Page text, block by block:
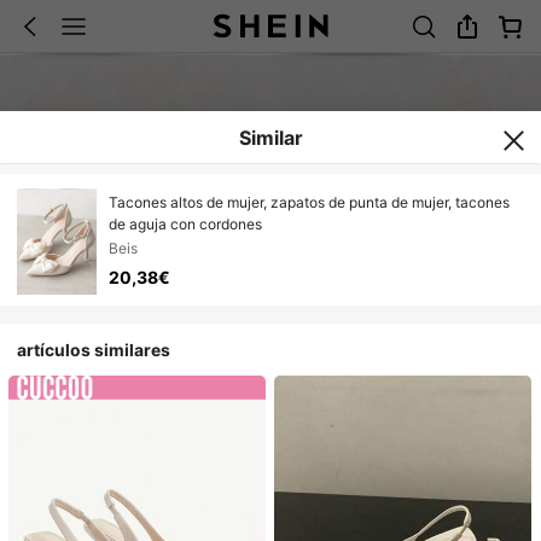
Similar
Tacones altos de mujer, zapatos de punta de mujer, tacones
de aguja con cordones
Beis
20,38€
artículos similares